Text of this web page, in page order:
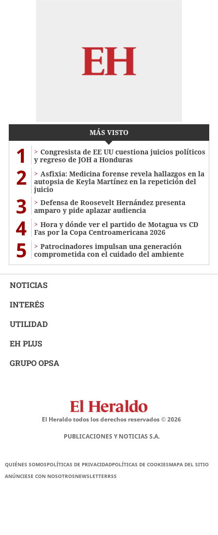
MÁS VISTO
1
Congresista de EE UU cuestiona juicios políticos
y regreso de JOH a Honduras
2
Asfixia: Medicina forense revela hallazgos en la
autopsia de Keyla Martínez en la repetición del
juicio
3
Defensa de Roosevelt Hernández presenta
amparo y pide aplazar audiencia
4
Hora y dónde ver el partido de Motagua vs CD
Fas por la Copa Centroamericana 2026
5
Patrocinadores impulsan una generación
comprometida con el cuidado del ambiente
NOTICIAS
INTERÉS
UTILIDAD
EH PLUS
GRUPO OPSA
El Heraldo todos los derechos reservados ©2026
PUBLICACIONES Y NOTICIAS S.A.
QUIÉNES SOMOSPOLÍTICAS DE PRIVACIDADPOLÍTICAS DE COOKIESMAPA DEL SITIO
ANÚNCIESE CON NOSOTROSNEWSLETTERRSS